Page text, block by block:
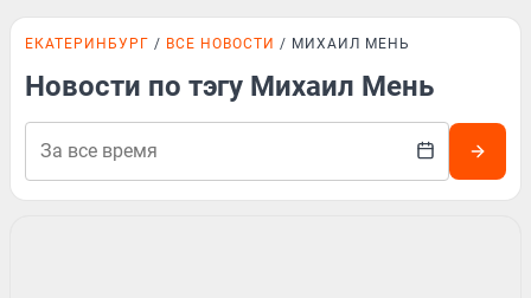
ЕКАТЕРИНБУРГ ВСЕ НОВОСТИ МИХАИЛ МЕНЬ
Новости по тэгу Михаил Мень